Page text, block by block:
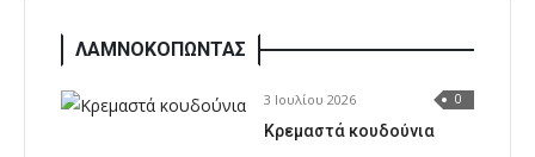
ΛΑΜΝΟΚΟΠΩΝΤΑΣ
3 Ιουλίου 2026 0
Κρεμαστά κουδούνια